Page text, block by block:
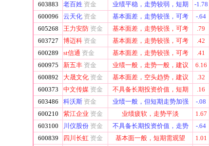
603883
老百姓 资金 业绩平稳，走势较弱，短期 -1.78
600096
云天化 资金 基本面差，走势较强，可考 -.64
605268
王力安防 资金 基本面差，走势较强，可考 .79
603727
博迈科 资金 基本面差，走势较强，可考 .42
600289
st信通 资金 基本面差，走势较强，可考 .41
600975
新五丰 资金 业绩一般，走势一般，建议 6.16
600892
大晟文化 资金 基本面差，空头趋势，建议 .32
600373
中文传媒 资金 不具备长期投资价值，短期 .16
603486
科沃斯 资金 业绩一般，但短期走势加强 -.08
600210
紫江企业 资金 业绩疲软，走势平淡 1.67
603100
川仪股份 资金 不具备长期投资价值，走势 -.64
600839
四川长虹 资金 基本面一般，短期需观望 1.01